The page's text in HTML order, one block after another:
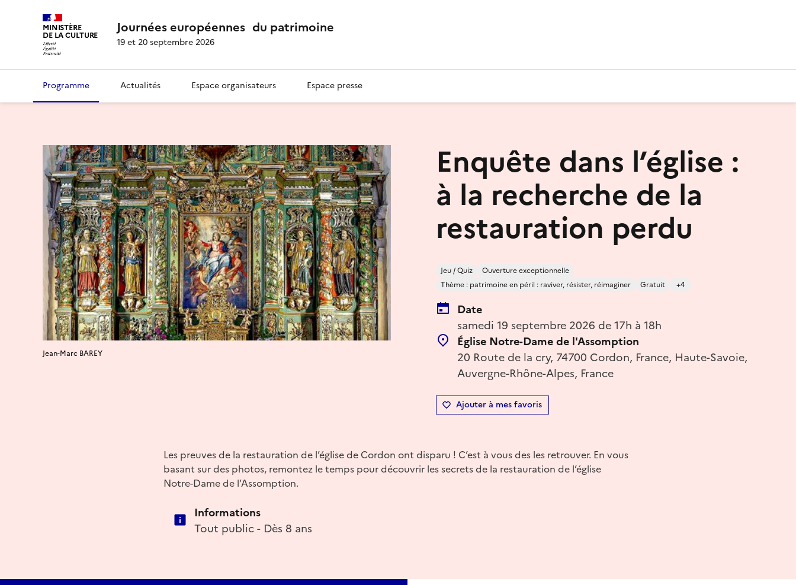
MINISTÈRE
DE LA CULTURE Journées européennes du patrimoine
19 et 20 septembre 2026
Programme Actualités Espace organisateurs Espace presse
Enquête dans l’église :
à la recherche de la
restauration perdu
Jeu / Quiz
Ouverture exceptionnelle
Thème : patrimoine en péril : raviver, résister, réimaginer
Gratuit +4
Date
samedi 19 septembre 2026 de 17h à 18h
Église Notre-Dame de l'Assomption
20 Route de la cry, 74700 Cordon, France, Haute-Savoie,
Auvergne-Rhône-Alpes, France
Ajouter à mes favoris
Jean-Marc BAREY
Les preuves de la restauration de l’église de Cordon ont disparu ! C’est à vous des les retrouver. En vous
basant sur des photos, remontez le temps pour découvrir les secrets de la restauration de l’église
Notre-Dame de l’Assomption.
Informations
Tout public - Dès 8 ans